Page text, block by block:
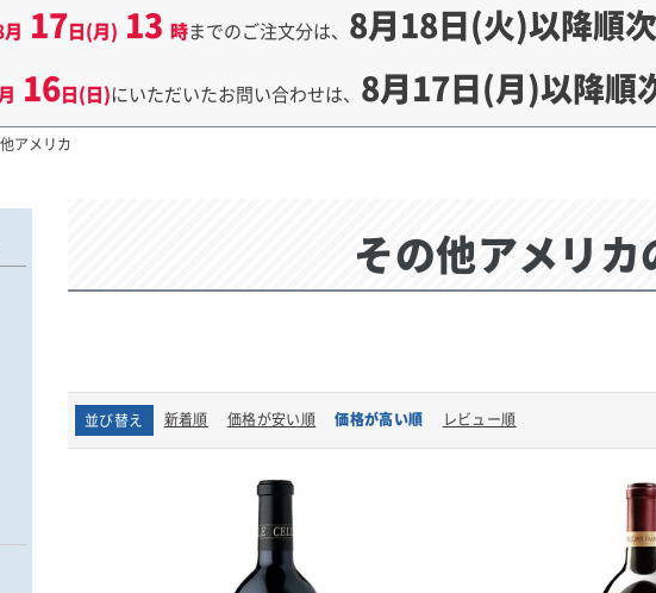
17日(月) 13 時までのご注文分は、 8月18日(火)以降順
16日(日)にいただいたお問い合わせは、 8月17日(月)以降順
アメリカ
その他アメリ
並び替え 新着順 価格が安い順 価格が高い順 レビュー順